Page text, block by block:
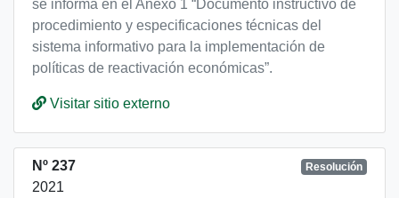
se informa en el Anexo 1 “Documento instructivo de
procedimiento y especificaciones técnicas del
sistema informativo para la implementación de
políticas de reactivación económicas”.
Visitar sitio externo
Nº 237
2021
Resolución